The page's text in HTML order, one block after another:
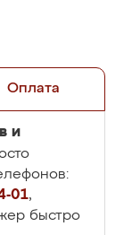
Оплата
и
01,
быстро